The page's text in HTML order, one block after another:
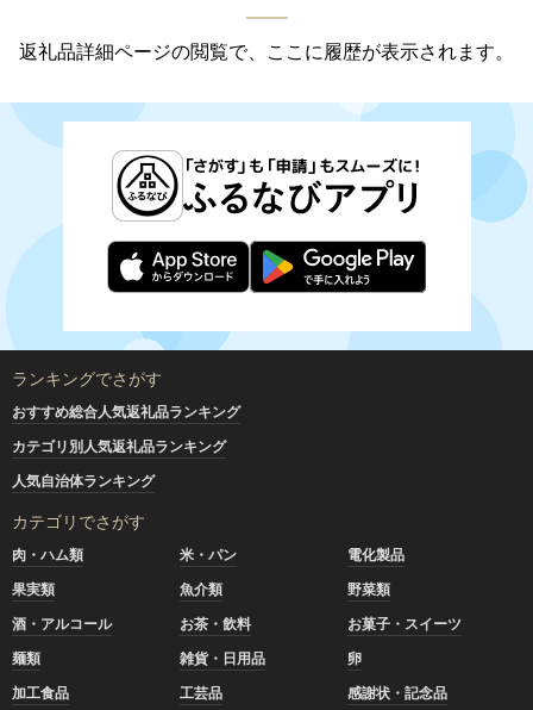
返礼品詳細ページの閲覧で、ここに履歴が表示されます。
ランキングでさがす
おすすめ総合人気返礼品ランキング
カテゴリ別人気返礼品ランキング
人気自治体ランキング
カテゴリでさがす
肉・ハム類 米・パン
電化製品
果実類
魚介類
野菜類
酒・アルコール
お茶・飲料
お菓子・スイーツ
麺類
雑貨・日用品
卵
加工食品
工芸品
感謝状・記念品